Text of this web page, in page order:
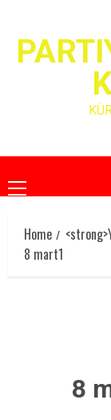
content
Primary
Menu
Home
8 mart1
8